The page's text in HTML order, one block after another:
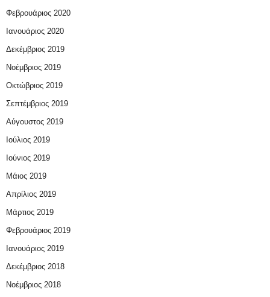
Φεβρουάριος 2020
Ιανουάριος 2020
Δεκέμβριος 2019
Νοέμβριος 2019
Οκτώβριος 2019
Σεπτέμβριος 2019
Αύγουστος 2019
Ιούλιος 2019
Ιούνιος 2019
Μάιος 2019
Απρίλιος 2019
Μάρτιος 2019
Φεβρουάριος 2019
Ιανουάριος 2019
Δεκέμβριος 2018
Νοέμβριος 2018